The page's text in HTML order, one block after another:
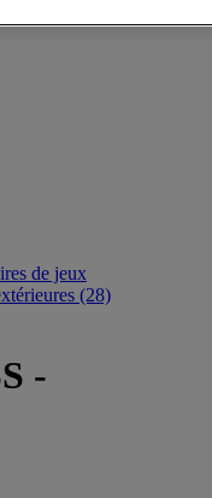
de jeux
(28)
-